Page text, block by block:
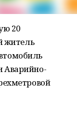
20
житель
Аварийно-